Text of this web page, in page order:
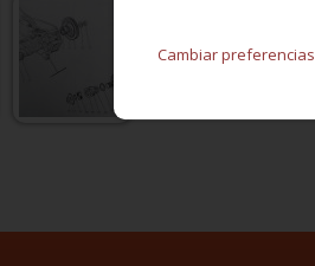
Cambiar preferencias